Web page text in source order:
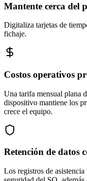
Mantente cerca del
Digitaliza tarjetas de
fichaje.
Costos operativos
Una tarifa mensual
dispositivo mantiene los
crece el equipo.
Retención de datos
Los registros de